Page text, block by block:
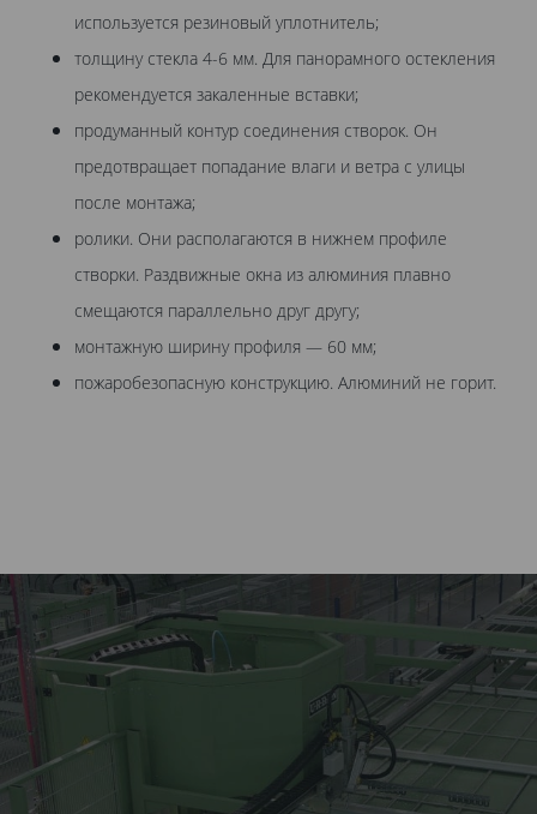
используется резиновый уплотнитель;
толщину стекла 4-6 мм. Для панорамного остекления
рекомендуется закаленные вставки;
продуманный контур соединения створок. Он
предотвращает попадание влаги и ветра с улицы
после монтажа;
ролики. Они располагаются в нижнем профиле
створки. Раздвижные окна из алюминия плавно
смещаются параллельно друг другу;
монтажную ширину профиля — 60 мм;
пожаробезопасную конструкцию. Алюминий не горит.